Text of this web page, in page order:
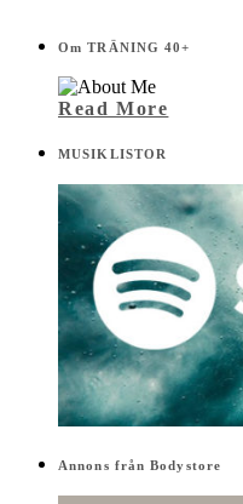
iOm TRÄNING 40+
Read More
MUSIKLISTOR
Annons från Bodystore